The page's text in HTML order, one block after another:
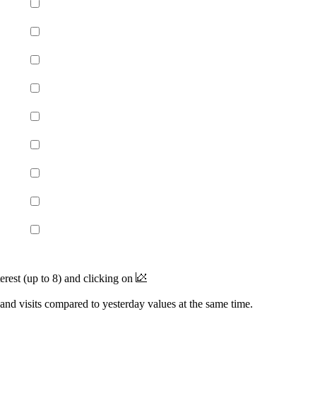
(up to 8) and clicking on
visits compared to yesterday values at the same time.